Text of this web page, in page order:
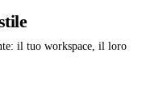
il tuo workspace, il loro